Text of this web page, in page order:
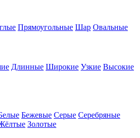
Прямоугольные Шар Овальные
Длинные Широкие Узкие Высокие
Бежевые Серые Серебряные
Золотые